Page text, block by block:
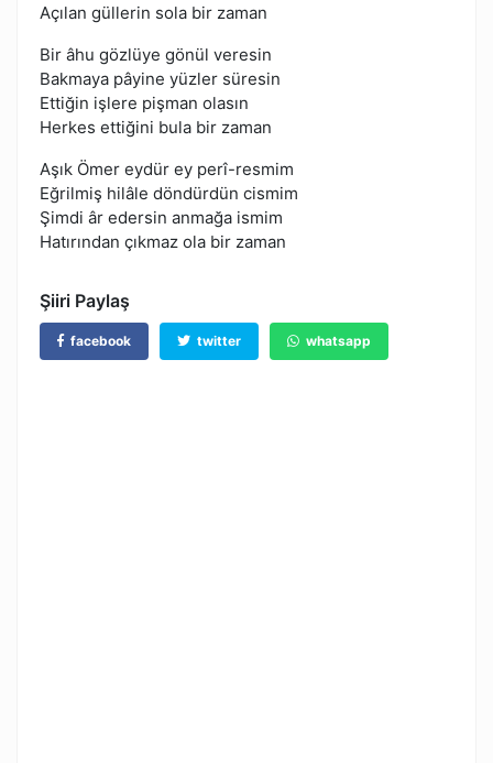
Açılan güllerin sola bir zaman
Bir âhu gözlüye gönül veresin
Bakmaya pâyine yüzler süresin
Ettiğin işlere pişman olasın
Herkes ettiğini bula bir zaman
Aşık Ömer eydür ey perî-resmim
Eğrilmiş hilâle döndürdün cismim
Şimdi âr edersin anmağa ismim
Hatırından çıkmaz ola bir zaman
Şiiri Paylaş
facebook twitter whatsapp